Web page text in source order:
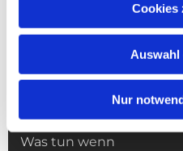
Cookies
Auswahl
Nur
Sakramente
Veranstaltungen &
Kindertagesstätte St.
Was tun wenn